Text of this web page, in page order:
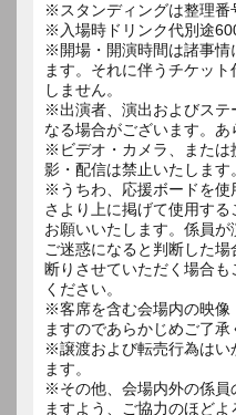
※スタンディングは整理番
※入場時ドリンク代別途
※開場・開演時間は諸事情
ます。それに伴うチケッ
しません。
※出演者、演出およびステ
なる場合がございます。あ
※ビデオ・カメラ、または
影・配信は禁止いたします。
※うちわ、応援ボードを使
さより上に掲げて使用す
お願いいたします。係員
ご迷惑になると判断した
断りさせていただく場合
ください。
※客席を含む会場内の映像
ますのであらかじめご了承
※譲渡および転売行為はい
ます。
※その他、会場内外の係員
ますよう、ご協力のほどよ